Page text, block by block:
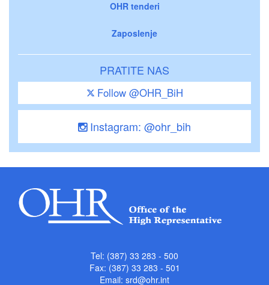
OHR tenderi
Zaposlenje
PRATITE NAS
Follow @OHR_BiH
Instagram: @ohr_bih
Tel: (387) 33 283 - 500
Fax: (387) 33 283 - 501
Email: srd@ohr.int